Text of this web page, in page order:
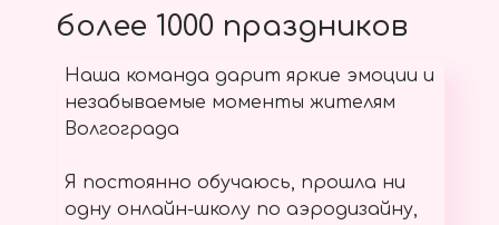
более 1000 праздников
Наша команда дарит яркие эмоции и
незабываемые моменты жителям
Волгограда
Я постоянно обучаюсь, прошла ни
одну онлайн-школу по аэродизайну,